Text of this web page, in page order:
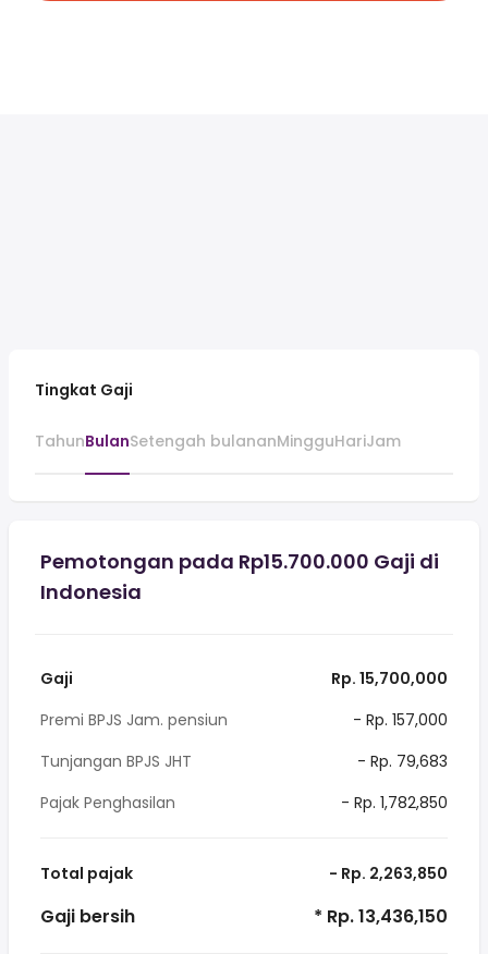
Tingkat Gaji
TahunBulanSetengah bulananMingguHariJam
Pemotongan pada Rp15.700.000 Gaji di
Indonesia
Gaji
Rp. 15,700,000
Premi BPJS Jam. pensiun
- Rp. 157,000
Tunjangan BPJS JHT
- Rp. 79,683
Pajak Penghasilan
- Rp. 1,782,850
Total pajak - Rp. 2,263,850
Gaji bersih * Rp. 13,436,150